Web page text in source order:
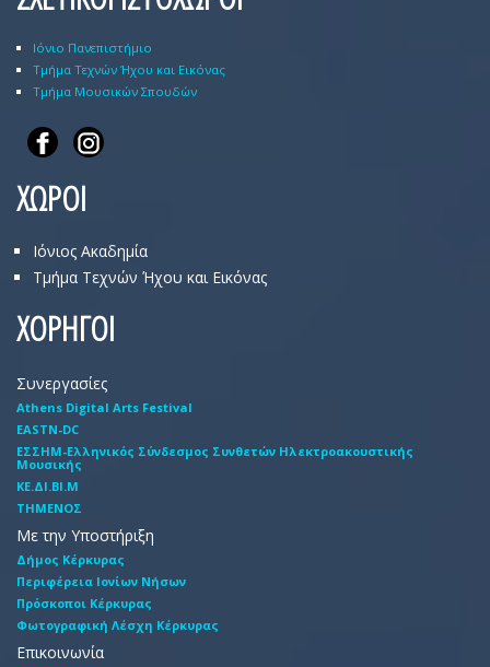
Ιόνιο Πανεπιστήμιο
Τμήμα Τεχνών Ήχου και Εικόνας
Τμήμα Μουσικών Σπουδών
ΧΩΡΟΙ
Ιόνιος Ακαδημία
Τμήμα Τεχνών Ήχου και Εικόνας
ΧΟΡΗΓΟΙ
Συνεργασίες
Athens Digital Arts Festival
EASTN-DC
EΣΣHM-Eλληνικός Σύνδεσμος Συνθετών Hλεκτροακουστικής
Mουσικής
ΚΕ.ΔΙ.ΒΙ.Μ
ΤΗΜΕΝΟΣ
Με την Υποστήριξη
Δήμος Κέρκυρας
Περιφέρεια Ιονίων Νήσων
Πρόσκοποι Κέρκυρας
Φωτογραφική Λέσχη Κέρκυρας
Επικοινωνία